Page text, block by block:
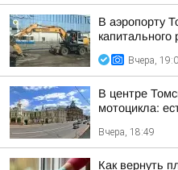
В аэропорту
капитального
Вчера,
В центре
мотоцикла:
Вчера, 18:49
Как вернуть